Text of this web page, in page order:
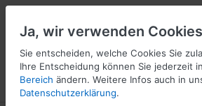
Menü Anmelden Vergleichen
Ja, wir verwenden Cookies
Sie entscheiden, welche Cookies Sie
Ihre Entscheidung können Sie jederzeit
Bereich ändern. Weitere Infos auch in
Datenschutzerklärung.